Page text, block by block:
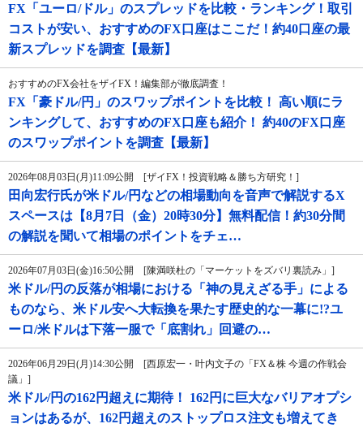
FX「ユーロ/ドル」のスプレッドを比較・ランキング！取引
コストが安い、おすすめのFX口座はここだ！約40口座の最
新スプレッドを調査【最新】
おすすめのFX会社をザイFX！編集部が徹底調査！
FX「豪ドル/円」のスワップポイントを比較！ 高い順にラ
ンキングして、おすすめのFX口座も紹介！ 約40のFX口座
のスワップポイントを調査【最新】
2026年08月03日(月)11:09公開 [ザイFX！投資戦略＆勝ち方研究！]
田向宏行氏が米ドル/円などの相場動向を音声で解説するX
スペースは【8月7日（金）20時30分】無料配信！約30分間
の解説を聞いて相場のポイントをチェ…
2026年07月03日(金)16:50公開 [陳満咲杜の「マーケットをズバリ裏読み」]
米ドル/円の反落が相場における「神の見えざる手」による
ものなら、米ドル安へ大転換を果たす歴史的な一幕に!?ユ
ーロ/米ドルは下落一服で「底割れ」回避の…
2026年06月29日(月)14:30公開 [西原宏一・叶内文子の「FX＆株 今週の作戦会
議」]
米ドル/円の162円超えに期待！ 162円に巨大なバリアオプシ
ョンはあるが、162円超えのストップロス注文も増えてき